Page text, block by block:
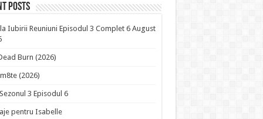
Posts
Iubirii Reuniuni Episodul 3 Complet 6 August
Burn (2026)
(2026)
3 Episodul 6
pentru Isabelle